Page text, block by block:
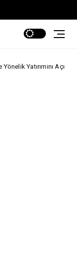
Açıkladı. zes